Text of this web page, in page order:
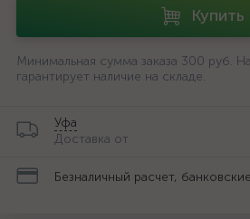
Купить
Минимальная сумма заказа 300 руб.
гарантирует наличие на складе.
Уфа
Доставка от
Безналичный расчет,